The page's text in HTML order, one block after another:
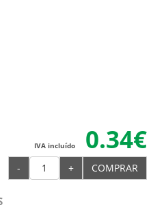
0.34€
IVA incluído
- + COMPRAR